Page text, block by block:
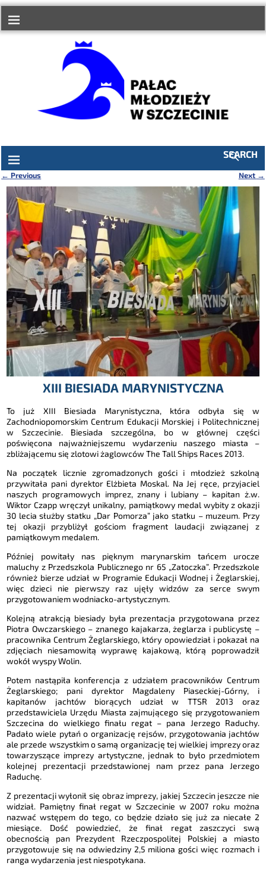
treści
SEARCH
Nawigacja
← Previous Next →
XIII BIESIADA MARYNISTYCZNA
To już XIII Biesiada Marynistyczna, która odbyła się w
Zachodniopomorskim Centrum Edukacji Morskiej i Politechnicznej
w Szczecinie. Biesiada szczególna, bo w głównej części
poświęcona najważniejszemu wydarzeniu naszego miasta –
zbliżającemu się zlotowi żaglowców The Tall Ships Races 2013.
Na początek licznie zgromadzonych gości i młodzież szkolną
przywitała pani dyrektor Elżbieta Moskal. Na Jej ręce, przyjaciel
naszych programowych imprez, znany i lubiany – kapitan ż.w.
Wiktor Czapp wręczył unikalny, pamiątkowy medal wybity z okazji
30 lecia służby statku „Dar Pomorza” jako statku – muzeum. Przy
tej okazji przybliżył gościom fragment laudacji związanej z
pamiątkowym medalem.
Później powitały nas pięknym marynarskim tańcem urocze
maluchy z Przedszkola Publicznego nr 65 „Zatoczka”. Przedszkole
również bierze udział w Programie Edukacji Wodnej i Żeglarskiej,
więc dzieci nie pierwszy raz ujęły widzów za serce swym
przygotowaniem wodniacko-artystycznym.
Kolejną atrakcją biesiady była prezentacja przygotowana przez
Piotra Owczarskiego – znanego kajakarza, żeglarza i publicystę –
pracownika Centrum Żeglarskiego, który opowiedział i pokazał na
zdjęciach niesamowitą wyprawę kajakową, którą poprowadził
wokół wyspy Wolin.
Potem nastąpiła konferencja z udziałem pracowników Centrum
Żeglarskiego; pani dyrektor Magdaleny Piaseckiej-Górny, i
kapitanów jachtów biorących udział w TTSR 2013 oraz
przedstawiciela Urzędu Miasta zajmującego się przygotowaniem
Szczecina do wielkiego finału regat – pana Jerzego Raduchy.
Padało wiele pytań o organizację rejsów, przygotowania jachtów
ale przede wszystkim o samą organizację tej wielkiej imprezy oraz
towarzyszące imprezy artystyczne, jednak to było przedmiotem
kolejnej prezentacji przedstawionej nam przez pana Jerzego
Raduchę.
Z prezentacji wyłonił się obraz imprezy, jakiej Szczecin jeszcze nie
widział. Pamiętny finał regat w Szczecinie w 2007 roku można
nazwać wstępem do tego, co będzie działo się już za niecałe 2
miesiące. Dość powiedzieć, że finał regat zaszczyci swą
obecnością pan Prezydent Rzeczpospolitej Polskiej a miasto
przygotowuje się na odwiedziny 2,5 miliona gości więc rozmach i
ranga wydarzenia jest niespotykana.